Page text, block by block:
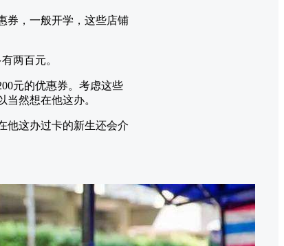
券，一般开学，这些店铺
两百元。
元的优惠券。考虑这些
然想在他这办。
他这办过卡的新生还会介